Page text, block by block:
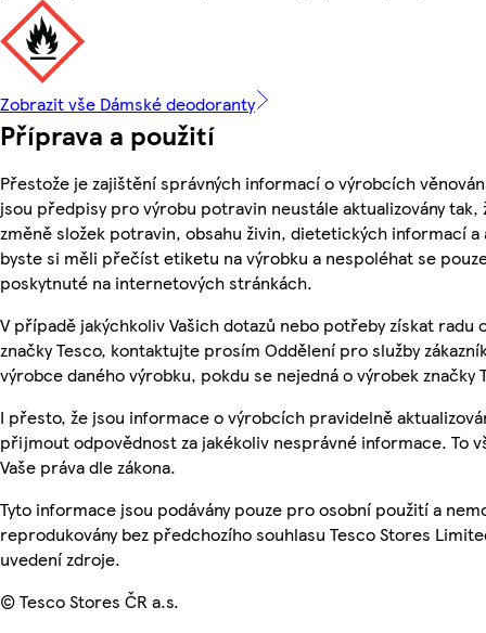
Zobrazit vše Dámské deodoranty
Příprava a použití
Přestože je zajištění správných informací o výrobcích
jsou předpisy pro výrobu potravin neustále aktualizovány tak,
změně složek potravin, obsahu živin, dietetických informací a
byste si měli přečíst etiketu na výrobku a nespoléhat se
poskytnuté na internetových stránkách.
V případě jakýchkoliv Vašich dotazů nebo potřeby získat radu
značky Tesco, kontaktujte prosím Oddělení pro služby
výrobce daného výrobku, pokdu se nejedná o výrobek značky
I přesto, že jsou informace o výrobcích pravidelně
přijmout odpovědnost za jakékoliv nesprávné informace. To
Vaše práva dle zákona.
Tyto informace jsou podávány pouze pro osobní použití a
reprodukovány bez předchozího souhlasu Tesco Stores
uvedení zdroje.
© Tesco Stores ČR a.s.